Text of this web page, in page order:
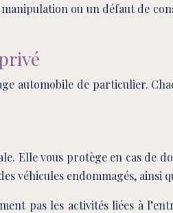
ou un défaut de
automobile de particulier.
Elle vous protège en cas de
véhicules endommagés, ainsi
pas les activités liées à